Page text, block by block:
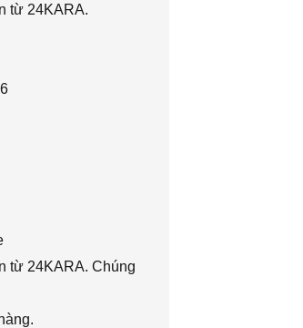
từ 24KARA.
từ 24KARA. Chúng